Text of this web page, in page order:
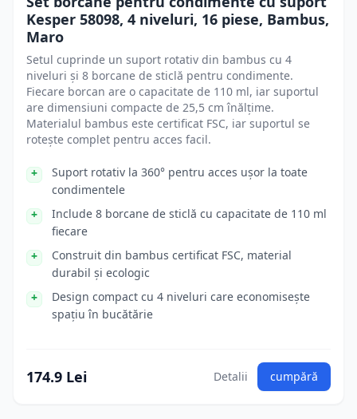
Kesper 58098, 4 niveluri, 16 piese, Bambus,
Maro
Setul cuprinde un suport rotativ din bambus cu 4
niveluri și 8 borcane de sticlă pentru condimente.
Fiecare borcan are o capacitate de 110 ml, iar suportul
are dimensiuni compacte de 25,5 cm înălțime.
Materialul bambus este certificat FSC, iar suportul se
rotește complet pentru acces facil.
Suport rotativ la 360° pentru acces ușor la toate
condimentele
Include 8 borcane de sticlă cu capacitate de 110 ml
fiecare
Construit din bambus certificat FSC, material
durabil și ecologic
Design compact cu 4 niveluri care economisește
spațiu în bucătărie
174.9 Lei Detalii cumpără